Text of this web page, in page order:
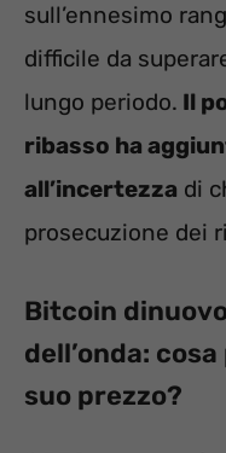
sull’ennesimo
difficile da
lungo periodo. Il
ribasso ha
all’incertezza di
prosecuzione dei
Bitcoin
dell’onda:
suo prezzo?